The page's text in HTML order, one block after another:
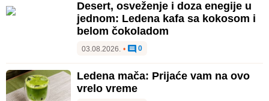
Desert, osveženje i doza enegije u
jednom: Ledena kafa sa kokosom i
belom čokoladom
03.08.2026. • 0
Ledena mača: Prijaće vam na ovo
vrelo vreme